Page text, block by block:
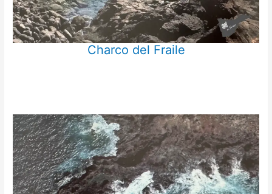
Charco del Fraile